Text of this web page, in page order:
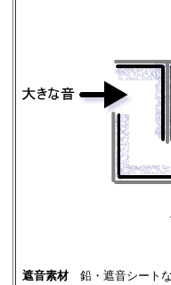
遮音素材鉛・遮音シートな